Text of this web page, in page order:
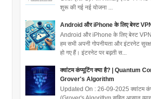
शुरू की गई नई योजना ...
Android और iPhone के लिए बेस्ट
Android और iPhone के लिए बेस्ट
हम सभी अपनी गोपनीयता और इंटरनेट
हो गए हैं। इंटरनेट पर बढ़ती स...
क्वांटम कंप्यूटिंग क्या है? | Quantum
Grover's Algorithm
Updated On : 26-09-2025 क्वांटम